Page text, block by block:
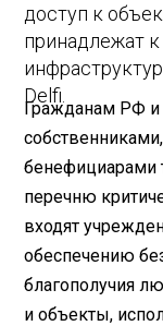
доступ к
принадлежат
Delfi.
Гражданам РФ и
бенефициарами
перечню
входят
обеспечению
благополучия
и объекты,